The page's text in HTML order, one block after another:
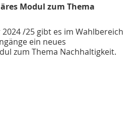
Modul zum Thema
/25 gibt es im Wahlbereich
ein neues
zum Thema Nachhaltigkeit.